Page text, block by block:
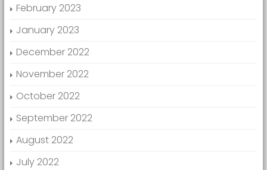
February 2023
January 2023
December 2022
November 2022
October 2022
September 2022
August 2022
July 2022